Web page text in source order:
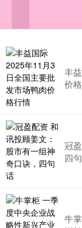
丰
价
冠
四
牛